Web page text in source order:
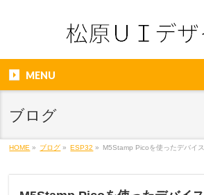
MENU
ブログ
HOME » ブログ » ESP32 » M5Stamp Picoを使ったデバイ